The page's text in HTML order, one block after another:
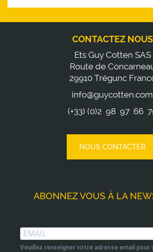
CONTACTEZ NOUS
Ets Guy Cotten SAS
Route de
29910 Trégunc
info@guycotten.com
(+33) (0)2 98 97 66
NOUS CONTACTER
ABONNEZ VOUS À LA
Veuillez renseigner votre adresse email pour